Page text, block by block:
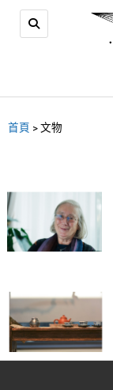
首頁 >文物